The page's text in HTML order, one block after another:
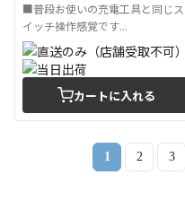
■普段お使いの充電工具と同じス
イッチ操作感覚です...
カートに入れる
1 2 3